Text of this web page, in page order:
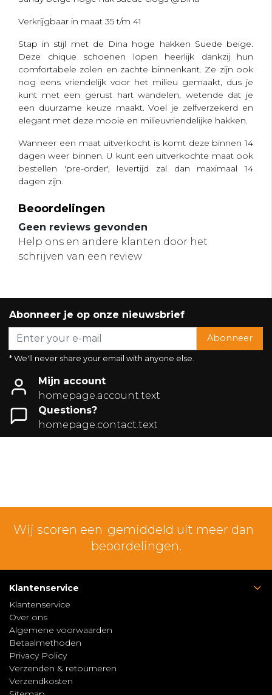
Verkrijgbaar in maat 35 t/m 41
Stap in stijl met de Dina hoge hakken Suede beige.
Deze chique schoenen lopen heerlijk dankzij hun
comfortabele zolen en zachte binnenkant. Ze zijn ook
nog eens vriendelijk voor het milieu gemaakt, dus je
kunt met een gerust hart wandelen, wetende dat je
een duurzame keuze maakt. Voel je zelfverzekerd en
elegant met deze mooie en milieuvriendelijke hakken.
Wanneer een maat uitverkocht is komt deze binnen 14
dagen weer binnen. U kunt een uitverkochte maat ook
bestellen 'pre-order', levertijd zal dan maximaal 14
dagen zijn.
Beoordelingen
Geen reviews gevonden
Help ons en andere klanten door het
schrijven van een review
Abonneer je op onze nieuwsbrief
Abonneer
* We'll never share your email with anyone else.
Mijn account
homepage.account.text
Questions?
homepage.contact.text
Wij scoren een gemiddeld uit meer dan
beoordelingen.
Klantenservice
Klantenservice
Over ons
Algemene voorwaarden
Betaalmethoden
Privacy Policy
Verzenden & retourneren
Verzendkosten